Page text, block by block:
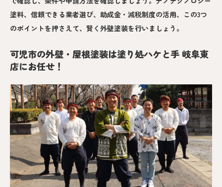
塗料、信頼できる業者選び、助成金・減税制度の活用、この3つ
のポイントを押さえて、賢く外壁塗装を行いましょう。
可児市の外壁・屋根塗装は塗り処ハケと手 岐阜東
店にお任せ！